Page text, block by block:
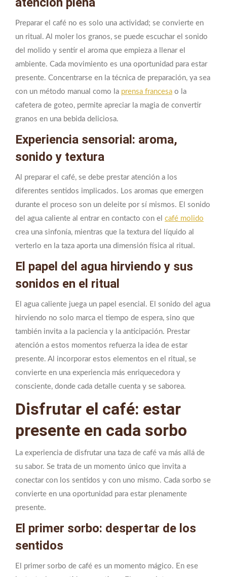
Preparar el café no es solo una actividad; se convierte en
un ritual. Al moler los granos, se puede escuchar el sonido
del molido y sentir el aroma que empieza a llenar el
ambiente. Cada movimiento es una oportunidad para estar
presente. Concentrarse en la técnica de preparación, ya sea
con un método manual como la prensa francesa o la
cafetera de goteo, permite apreciar la magia de convertir
granos en una bebida deliciosa.
Experiencia sensorial: aroma,
sonido y textura
Al preparar el café, se debe prestar atención a los
diferentes sentidos implicados. Los aromas que emergen
durante el proceso son un deleite por sí mismos. El sonido
del agua caliente al entrar en contacto con el café molido
crea una sinfonía, mientras que la textura del líquido al
verterlo en la taza aporta una dimensión física al ritual.
El papel del agua hirviendo y sus
sonidos en el ritual
El agua caliente juega un papel esencial. El sonido del agua
hirviendo no solo marca el tiempo de espera, sino que
también invita a la paciencia y la anticipación. Prestar
atención a estos momentos refuerza la idea de estar
presente. Al incorporar estos elementos en el ritual, se
convierte en una experiencia más enriquecedora y
consciente, donde cada detalle cuenta y se saborea.
Disfrutar el café: estar
presente en cada sorbo
La experiencia de disfrutar una taza de café va más allá de
su sabor. Se trata de un momento único que invita a
conectar con los sentidos y con uno mismo. Cada sorbo se
convierte en una oportunidad para estar plenamente
presente.
El primer sorbo: despertar de los
sentidos
El primer sorbo de café es un momento mágico. En ese